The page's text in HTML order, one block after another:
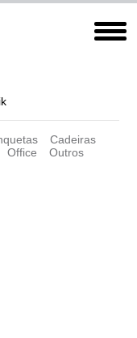
Cadeiras
Office
Outros